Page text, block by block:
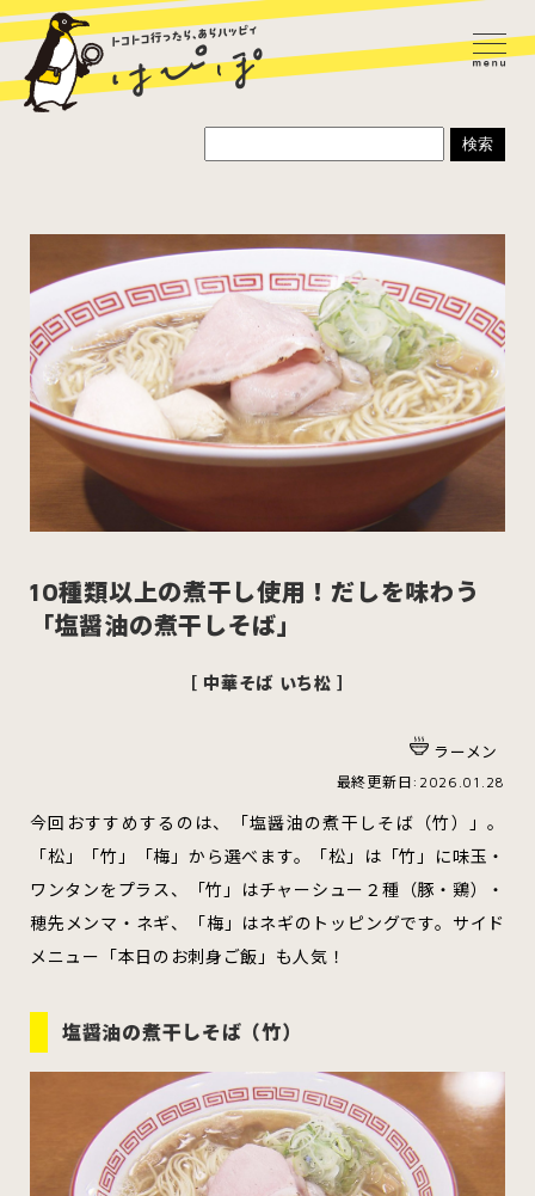
ラーメン カレー
パスタ 寿司
ハンバーガー
すべてのカテゴリをみる
五所川原市 つがる市
むつ市 十和田市 三沢市
八戸市
10種類以上の煮干し使用！だしを味わう
「塩醤油の煮干しそば」
［ 中華そば いち松 ］
ラーメン
最終更新日:2026.01.28
今回おすすめするのは、「塩醤油の煮干しそば（竹）」。
「松」「竹」「梅」から選べます。「松」は「竹」に味玉・
ワンタンをプラス、「竹」はチャーシュー２種（豚・鶏）・
穂先メンマ・ネギ、「梅」はネギのトッピングです。サイド
メニュー「本日のお刺身ご飯」も人気！
塩醤油の煮干しそば（竹）